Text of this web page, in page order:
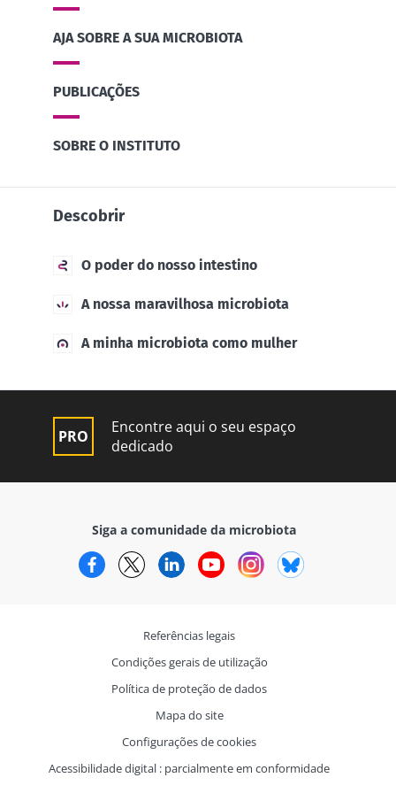
AJA SOBRE A SUA MICROBIOTA
PUBLICAÇÕES
SOBRE O INSTITUTO
Descobrir
O poder do nosso intestino
A nossa maravilhosa microbiota
A minha microbiota como mulher
Encontre aqui o seu espaço
dedicado
Siga a comunidade da microbiota
FacebookTwitterLinkedInYouTubeInstagram
Referências legais
Condições gerais de utilização
Política de proteção de dados
Mapa do site
Configurações de cookies
Acessibilidade digital : parcialmente em conformidade